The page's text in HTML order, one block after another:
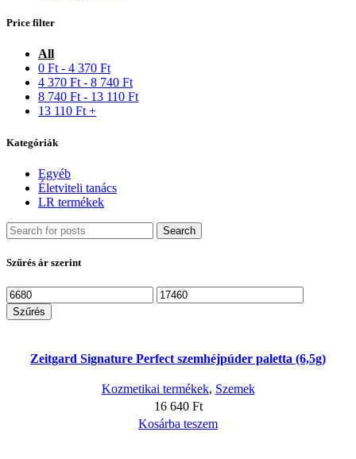
Price filter
All
0 Ft- 4 370 Ft
4 370 Ft- 8 740 Ft
8 740 Ft- 13 110 Ft
13 110 Ft+
Kategóriák
Egyéb
Életviteli tanács
LR termékek
Search
Szűrés ár szerint
Min
ár
Max
ár
Szűrés
Zeitgard Signature Perfect szemhéjpúder paletta (6,5g)
Kozmetikai termékek, Szemek
16 640 Ft
Kosárba teszem